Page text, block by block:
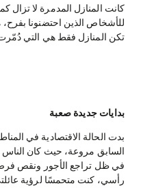
كانت المنازل المدمرة لا تزال
للأشخاص الذين احتضنونا
تكن المنازل فقط هي التي
بدايات جديدة صعبة
بدت الحالة الاقتصادية في
السابق مروعة، حيث كان الناس
في ظل تراجع الأجور ونقص
رأسي، كنت متحمسًا لرؤية